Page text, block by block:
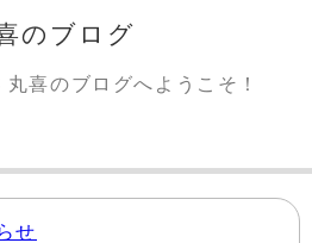
のブログ
喜のブログへようこそ！
せ